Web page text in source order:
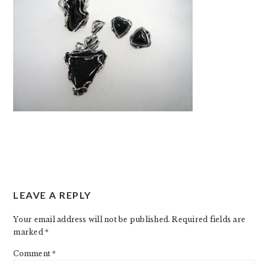
INTERACTIONS
LEAVE A REPLY
Your email address will not be published. Required fields are
marked*
Comment*